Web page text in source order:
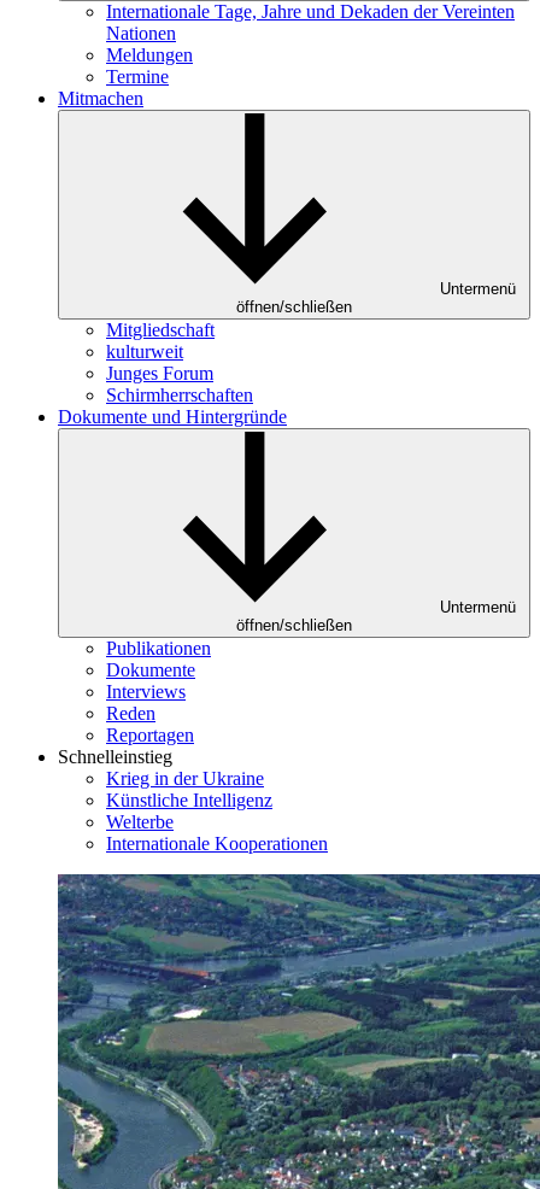
Internationale Tage, Jahre und Dekaden der Vereinten
Nationen
Meldungen
Termine
Mitmachen
Untermenü
öffnen/schließen
Mitgliedschaft
kulturweit
Junges Forum
Schirmherrschaften
Dokumente und Hintergründe
Untermenü
öffnen/schließen
Publikationen
Dokumente
Interviews
Reden
Reportagen
Schnelleinstieg
Krieg in der Ukraine
Künstliche Intelligenz
Welterbe
Internationale Kooperationen